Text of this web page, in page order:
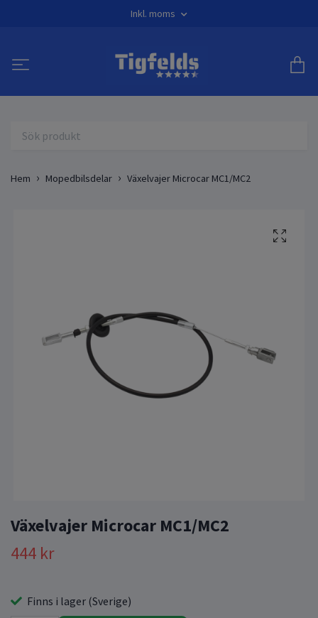
Inkl. moms
Hem Mopedbilsdelar Växelvajer Microcar MC1/MC2
Växelvajer Microcar MC1/MC2
444 kr
Finns i lager (Sverige)